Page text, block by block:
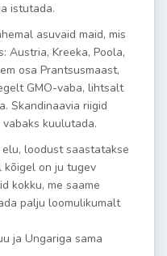
istutada.
asuvaid maid, mis
Austria, Kreeka, Poola,
osa Prantsusmaast,
GMO-vaba, lihtsalt
Skandinaavia riigid
kuulutada.
loodust saastatakse
kõigel on ju tugev
kokku, me saame
palju loomulikumalt
ja Ungariga sama